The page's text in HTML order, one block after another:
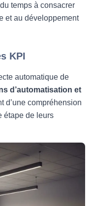
temps à consacrer
et au développement
KPI
automatique de
d’automatisation et
d’une compréhension
étape de leurs